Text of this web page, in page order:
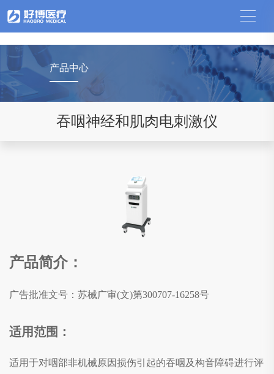
产品中心
吞咽神经和肌肉电刺激仪
产品简介：
广告批准文号：苏械广审(文)第300707-16258号
适用范围：
适用于对咽部非机械原因损伤引起的吞咽及构音障碍进行评